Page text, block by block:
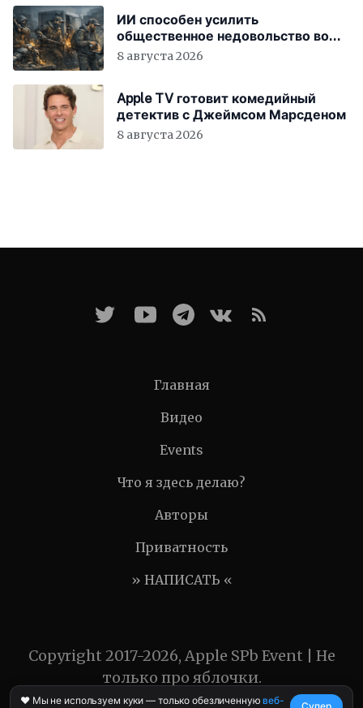
ИИ способен усилить
общественное недовольство во
всём мире
8 августа 2026
Apple TV готовит комедийный
детектив с Джеймсом Марсденом
8 августа 2026
Главная
Видео
Events
Что я здесь делаю?
Авторы
Приватность
» НАПИСАТЬ «
Copyright 2017-2026, Apple SPb Event | Не
только про яблочки.
❤️ Мы не используем куки — только обезличеннуювеб-